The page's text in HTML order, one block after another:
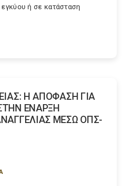
ή σε κατάσταση
Η ΑΠΟΦΑΣΗ ΓΙΑ
ΕΝΑΡΞΗ
ΜΕΣΩ ΟΠΣ-